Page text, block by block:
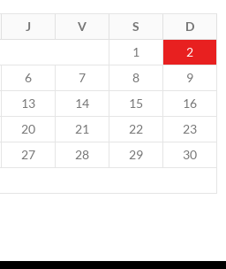
J V S
D
1
2
6 7 8
9
13 14 15
16
20 21 22
23
27 28 29
30